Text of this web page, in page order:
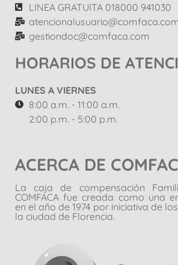
LINEA GRATUITA 018000 941030
gestiondoc@comfaca.com
HORARIOS DE
LUNES A VIERNES
8:00 a.m. - 11:00 a.m.
2:00 p.m. - 5:00 p.m.
ACERCA DE
La caja de compensación
COMFACA fue creada como una
en el año de 1974 por iniciativa de
la ciudad de Florencia.